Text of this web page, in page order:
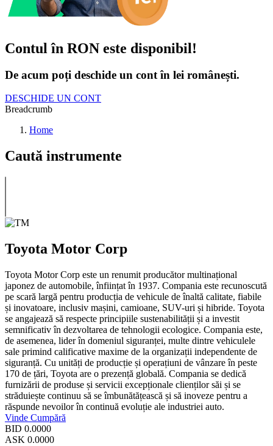
Contul în RON este disponibil!
De acum poți deschide un cont în lei românești.
DESCHIDE UN CONT
Breadcrumb
Home
Caută instrumente
Toyota Motor Corp
Toyota Motor Corp este un renumit producător multinațional
japonez de automobile, înființat în 1937. Compania este recunoscută
pe scară largă pentru producția de vehicule de înaltă calitate, fiabile
și inovatoare, inclusiv mașini, camioane, SUV-uri și hibride. Toyota
se angajează să respecte principiile sustenabilității și a investit
semnificativ în dezvoltarea de tehnologii ecologice. Compania este,
de asemenea, lider în domeniul siguranței, multe dintre vehiculele
sale primind calificative maxime de la organizații independente de
siguranță. Cu unități de producție și operațiuni de vânzare în peste
170 de țări, Toyota are o prezență globală. Compania se dedică
furnizării de produse și servicii excepționale clienților săi și se
străduiește continuu să se îmbunătățească și să inoveze pentru a
răspunde nevoilor în continuă evoluție ale industriei auto.
Vinde Cumpără
BID 0.0000
ASK 0.0000